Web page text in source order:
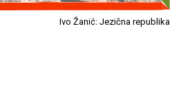
Ivo Žanić: Jezična republika